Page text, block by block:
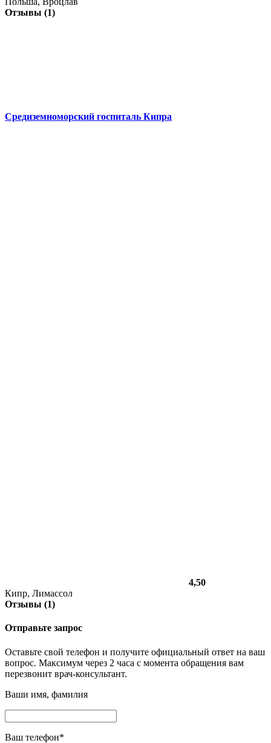
Отзывы (1)
Средиземноморский госпиталь Кипра
4,50
Кипр, Лимассол
Отзывы (1)
Отправьте запрос
Оставьте свой телефон и получите официальный ответ на ваш
вопрос. Максимум через 2 часа с момента обращения вам
перезвонит врач-консультант.
Ваши имя, фамилия
Ваш телефон*